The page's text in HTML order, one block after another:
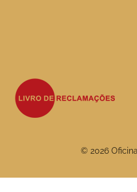
© 2026